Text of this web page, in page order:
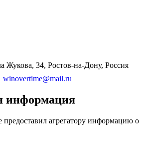
Жукова, 34, Ростов-на-Дону, Россия
winovertime@mail.ru
информация
агрегатору информацию о